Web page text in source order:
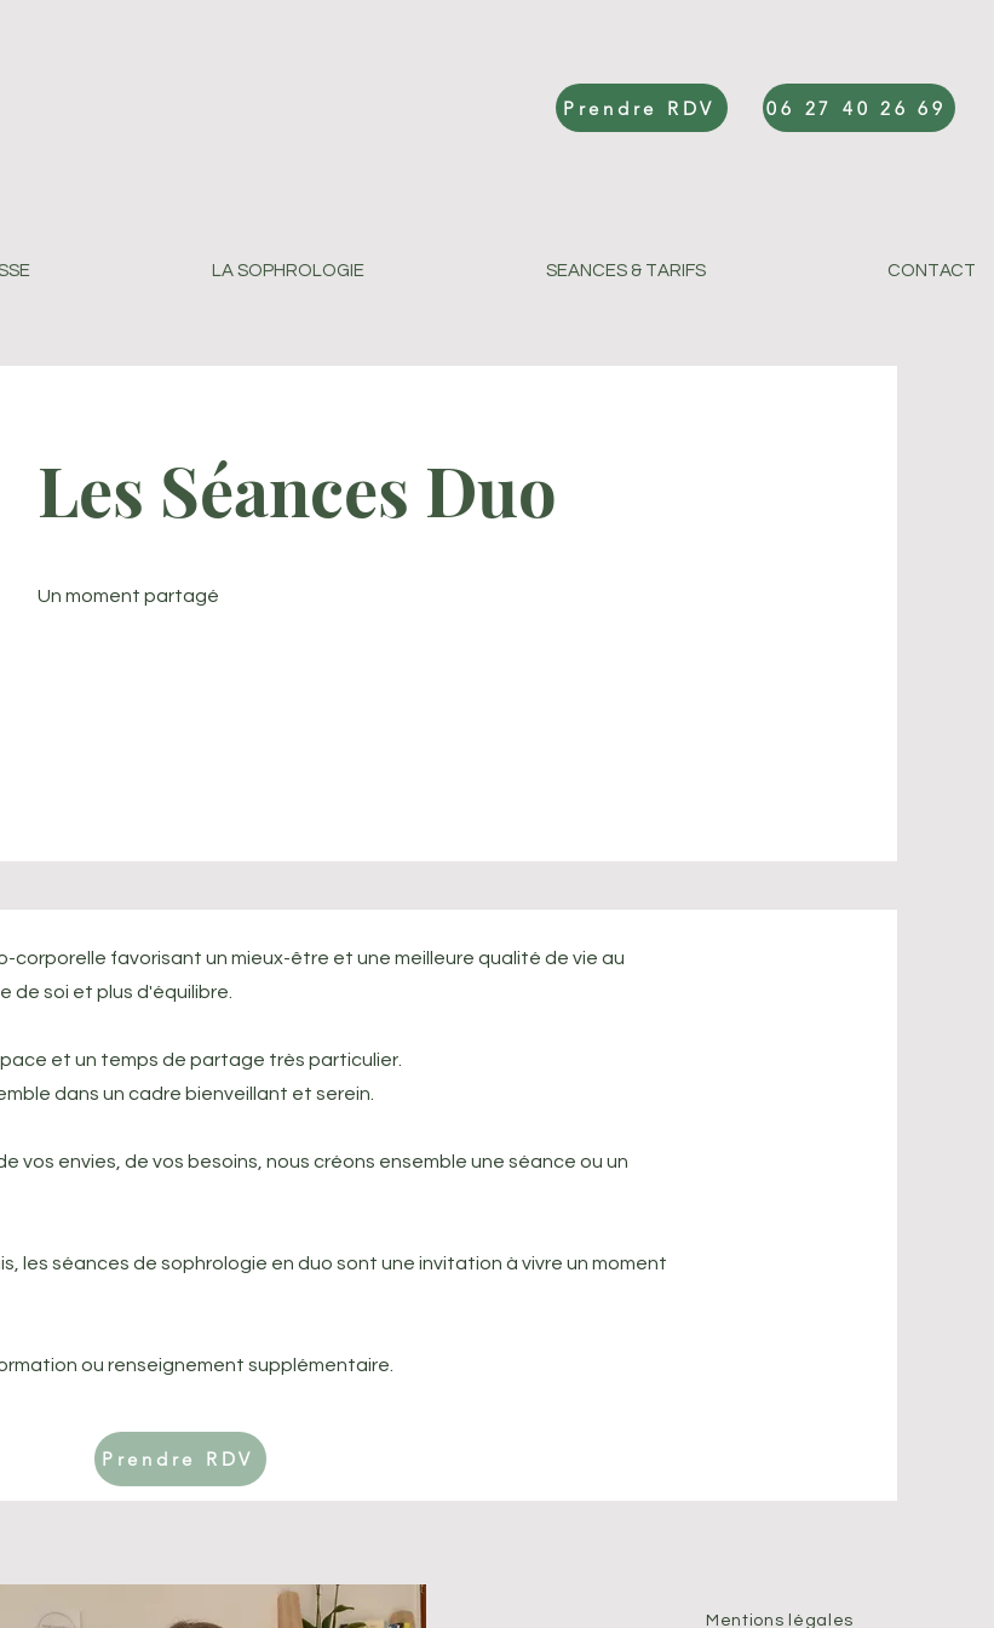
Prendre RDV 06 27 40 26 69
LA SOPHROLOGIE SEANCES & TARIFS CONTACT
Les Séances Duo
Un moment partagé
favorisant un mieux-être et une meilleure qualité de vie au
de soi et plus d'équilibre.
et un temps de partage très particulier.
dans un cadre bienveillant et serein.
vos envies, de vos besoins, nous créons ensemble une séance ou un
les séances de sophrologie en duo sont une invitation à vivre un moment
ou renseignement supplémentaire.
Prendre RDV
Mentions légales